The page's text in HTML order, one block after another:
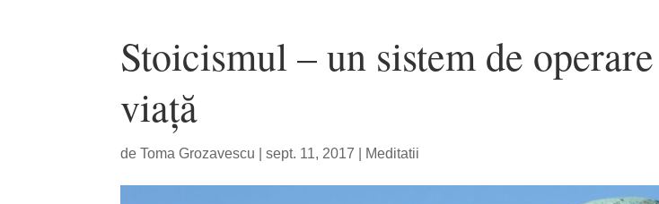
Stoicismul – un sistem de
viață
deToma Grozavescu |sept. 11, 2017 Meditatii